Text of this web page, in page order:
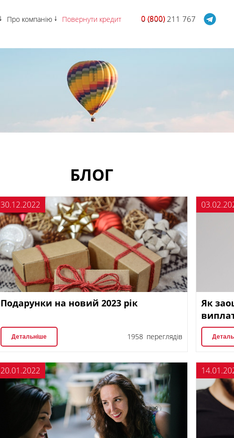
Про компанію Повернути кредит 0 (800)
0 (800) 211 767
БЛОГ
30.12.2022
Подарунки на новий 2023 рік
Детальніше 1958 переглядів
Як
20.01.2022